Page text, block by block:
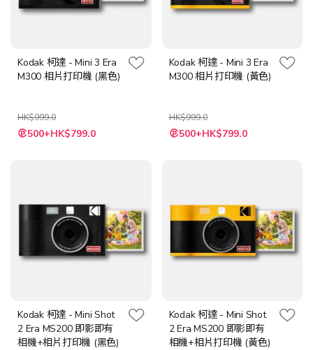
Kodak 柯達 - Mini 3 Era
M300 相片打印機 (黑色)
HK$999.0
特
殊 500+HK$799.0
Kodak 柯達 - Mini 3 Era
M300 相片打印機 (黃色)
HK$999.0
特
殊 500+HK$799.0
Kodak 柯達 - Mini Shot
2 Era MS200 即影即有
相機+相片打印機 (黑色)
Kodak 柯達 - Mini Shot
2 Era MS200 即影即有
相機+相片打印機 (黃色)